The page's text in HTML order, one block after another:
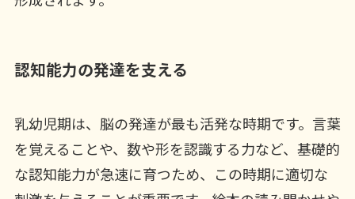
認知能力の発達を支える
乳幼児期は、脳の発達が最も活発な時期です。言葉
を覚えることや、数や形を認識する力など、基礎的
な認知能力が急速に育つため、この時期に適切な